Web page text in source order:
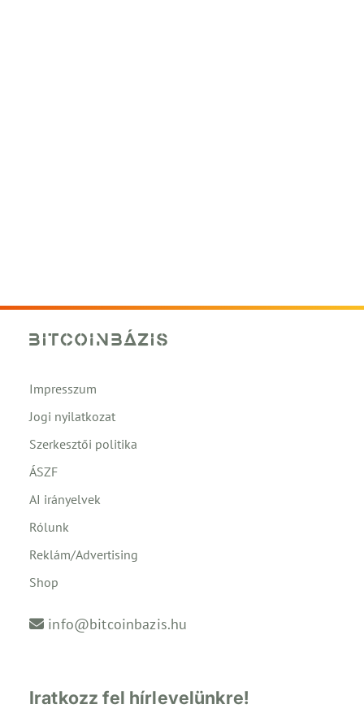
Impresszum
Jogi nyilatkozat
Szerkesztői politika
ÁSZF
AI irányelvek
Rólunk
Reklám/Advertising
Shop
info@bitcoinbazis.hu
Iratkozz fel hírlevelünkre!